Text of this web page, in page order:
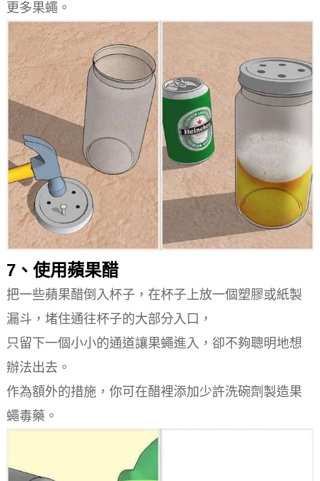
更多果蠅。
7、使用蘋果醋
把一些蘋果醋倒入杯子，在杯子上放一個塑膠或紙製
漏斗，堵住通往杯子的大部分入口，
只留下一個小小的通道讓果蠅進入，卻不夠聰明地想
辦法出去。
作為額外的措施，你可在醋裡添加少許洗碗劑製造果
蠅毒藥。